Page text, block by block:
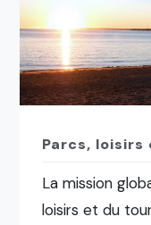
Parcs,
La mission
loisirs et du